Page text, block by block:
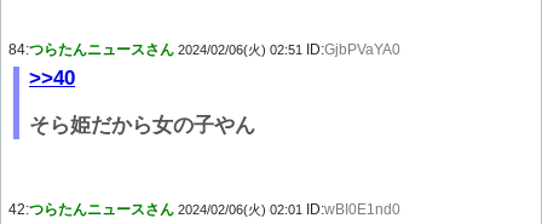
84:つらたんニュースさん 2024/02/06(火) 02:51 ID:GjbPVaYA0
>>40
そら姫だから女の子やん
42:つらたんニュースさん 2024/02/06(火) 02:01 ID:wBI0E1nd0